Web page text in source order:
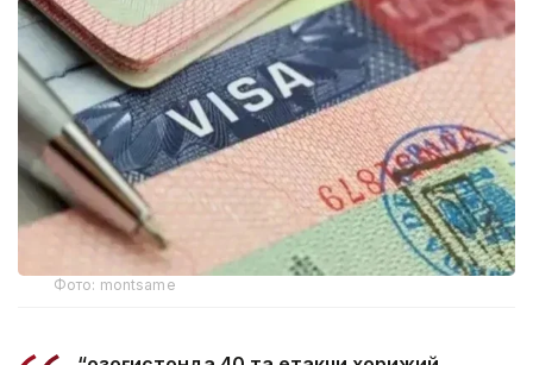
Фото: montsame